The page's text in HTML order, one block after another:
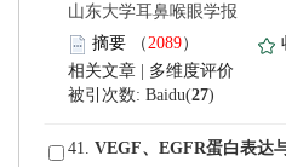
山东大学耳鼻喉眼学报
）
)
41.